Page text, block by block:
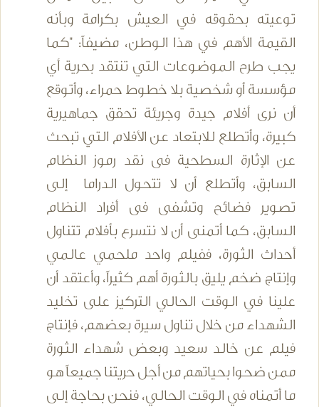
توعيته بحقوقه في العيش بكرامة وبأنه
القيمة الأهم في هذا الوطن، مضيفاً: "كما
يجب طرح الموضوعات التي تنتقد بحرية أي
مؤسسة أو شخصية بلا خطوط حمراء، وأتوقع
أن نرى أفلام جيدة وجريئة تحقق جماهيرية
كبيرة، وأتطلع للابتعاد عن الأفلام التي تبحث
عن الإثارة السطحية فى نقد رموز النظام
السابق، وأتطلع أن لا تتحول الدراما إلى
تصوير فضائح وتشفى فى أفراد النظام
السابق، كما أتمنى أن لا نتسرع بأفلام تتناول
أحداث الثورة، ففيلم واحد ملحمي عالمي
وإنتاج ضخم يليق بالثورة أهم كثيراً، وأعتقد أن
علينا في الوقت الحالي التركيز على تخليد
الشهداء من خلال تناول سيرة بعضهم، فإنتاج
فيلم عن خالد سعيد وبعض شهداء الثورة
ممن ضحوا بحياتهم من أجل حريتنا جميعاً هو
ما أتمناه في الوقت الحالي، فنحن بحاجة إلى